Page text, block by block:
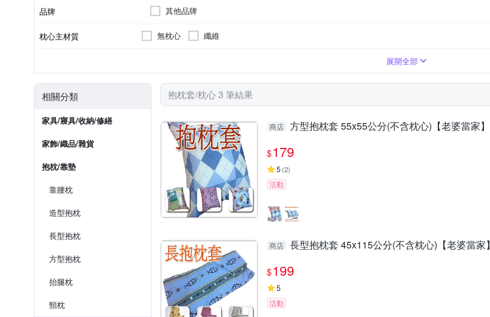
品牌 其他品牌
枕心主材質 無枕心 纖維
展開全部
相關分類
家具/寢具/收納/修繕
家飾/織品/雜貨
抱枕/靠墊
靠腰枕
造型抱枕
長型抱枕
方型抱枕
抬腿枕
頸枕
抱枕套/枕心 3 筆結果
商店 方型抱枕套 55x55公分(不含枕心)【老婆當家】
$179
5 (2)
活動
商店 長型抱枕套 45x115公分(不含枕心)【老婆當家】
$199
5
活動